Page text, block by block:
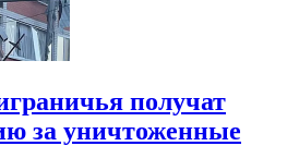
получат
за уничтоженные